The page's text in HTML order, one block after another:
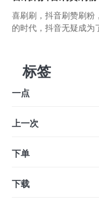
喜刷刷，抖音刷赞刷粉
的时代，抖音无疑成为
标签
一点
上一次
下单
下载